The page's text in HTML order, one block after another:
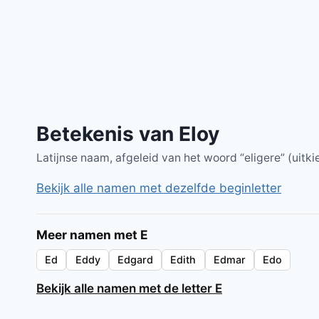
Betekenis van Eloy
Latijnse naam, afgeleid van het woord “eligere”
Bekijk alle namen met dezelfde beginletter
Meer namen met E
Ed Eddy Edgard Edith Edmar Edo
Bekijk alle namen met de letter E